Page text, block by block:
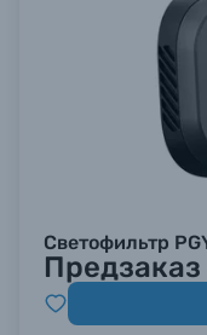
Светофильтр
Предзаказ